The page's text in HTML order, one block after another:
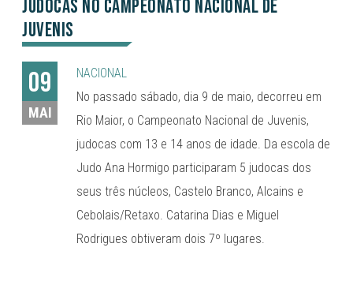
Judocas no Campeonato Nacional de
Juvenis
09
MAI
NACIONAL
No passado sábado, dia 9 de maio, decorreu em
Rio Maior, o Campeonato Nacional de Juvenis,
judocas com 13 e 14 anos de idade. Da escola de
Judo Ana Hormigo participaram 5 judocas dos
seus três núcleos, Castelo Branco, Alcains e
Cebolais/Retaxo. Catarina Dias e Miguel
Rodrigues obtiveram dois 7º lugares.